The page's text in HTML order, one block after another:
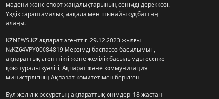
мәдени және спорт жаңалықтарының сенімді дереккөзі.
Үздік сараптамалық мақала мен шынайы сұқбаттың
алаңы.
KZNEWS.KZ ақпарат агенттігі 29.12.2023 жылғы
№KZ64VPY00084819 Мерзімді баспасөз басылымын,
ақпараттық агенттікті және желілік басылымды есепке
қою туралы куәлігі, Ақпарат және коммуникация
министрлігінің Ақпарат комитетімен берілген.
Бұл желілік ресурстың ақпараттық өнімдері 18 жастан